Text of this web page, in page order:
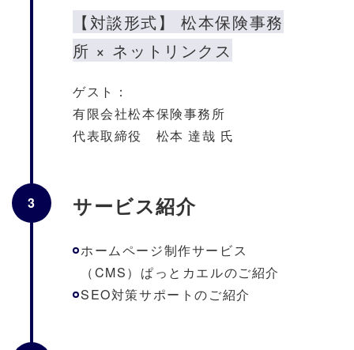
【対談形式】 松本保険事務
所 × ネットリンクス
ゲスト：
有限会社松本保険事務所
代表取締役 松本 達哉 氏
3 サービス紹介
ホームページ制作サービス
（CMS）ぱっとカエルのご紹介
SEO対策サポートのご紹介